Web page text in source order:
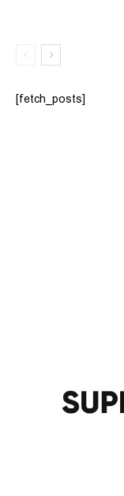
[fetch_posts]